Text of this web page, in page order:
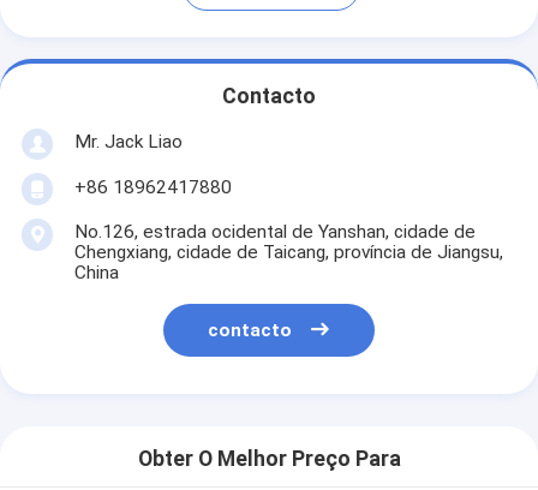
Contacto
Mr. Jack Liao
+86 18962417880
No.126, estrada ocidental de Yanshan, cidade de
Chengxiang, cidade de Taicang, província de Jiangsu,
China
contacto
Obter O Melhor Preço Para